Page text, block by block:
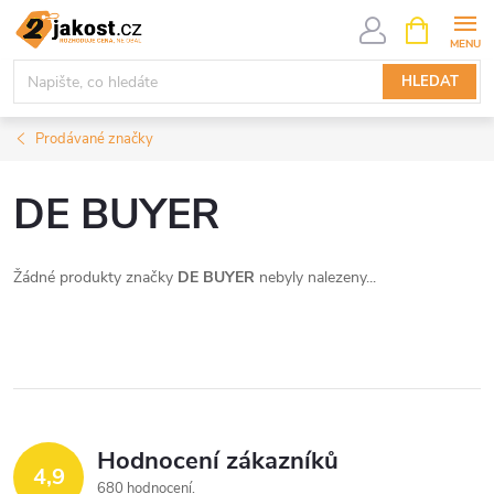
Přejít
obsah
HLEDAT
NÁKUPNÍ
KOŠÍK
Prodávané značky
DE BUYER
Žádné produkty značky DE BUYER nebyly nalezeny...
4,9 Hodnocení zákazníků
680 hodnocení